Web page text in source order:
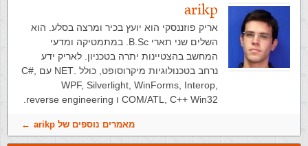
arikp
אריק פוזננסקי הוא יועץ בכיר ומרצה בסלע. הוא
השלים שני תארי B.Sc. במתמטיקה ומדעי
המחשב בהצטיינות יתרה בטכניון. לאריק ידע
נרחב בטכנולוגיות מיקרוסופט, כולל .NET עם C#,
WPF, Silverlight, WinForms, Interop,
COM/ATL, C++ Win32 ו reverse engineering.
מאמרים נוספים של arikp